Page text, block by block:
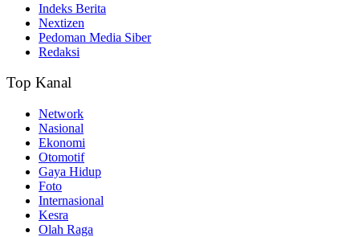
Indeks Berita
Nextizen
Pedoman Media Siber
Redaksi
Top Kanal
Network
Nasional
Ekonomi
Otomotif
Gaya Hidup
Foto
Internasional
Kesra
Olah Raga